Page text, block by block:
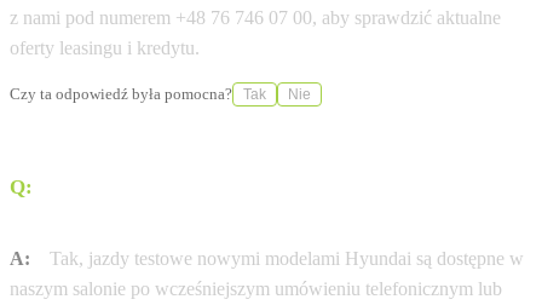
z nami pod numerem +48 76 746 07 00, aby sprawdzić aktualne
oferty leasingu i kredytu.
Czy ta odpowiedź była pomocna? Tak Nie
Q:
A:
Tak, jazdy testowe nowymi modelami Hyundai są dostępne w
naszym salonie po wcześniejszym umówieniu telefonicznym lub